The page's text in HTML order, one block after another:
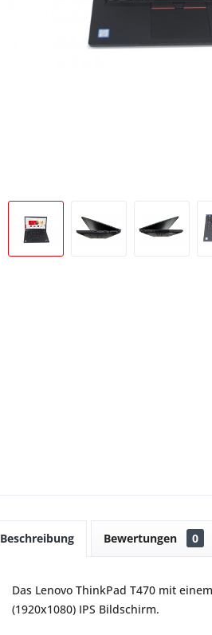
Beschreibung Bewertungen 0
Das Lenovo ThinkPad T470 mit
(1920x1080) IPS Bildschirm.